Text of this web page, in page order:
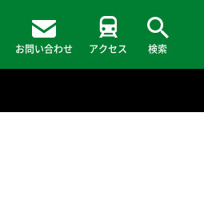
お問い合わせ アクセス 検索